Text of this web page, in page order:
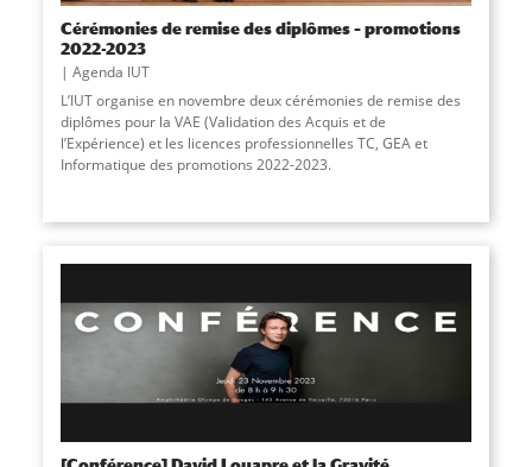
Cérémonies de remise des diplômes – promotions
2022-2023
Agenda IUT
L’IUT organise en novembre deux cérémonies de remise des
diplômes pour la VAE (Validation des Acquis et de
l’Expérience) et les licences professionnelles TC, GEA et
Informatique des promotions 2022-2023.